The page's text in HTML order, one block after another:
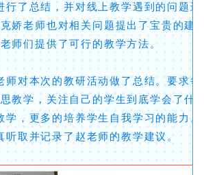
行了总结，并对线上教学遇到的问题进
娇老师也对相关问题提出了宝贵的建
师们提供了可行的教学方法。
师对本次的教研活动做了总结。要求每
教学，关注自己的学生到底学会了什
学，更多的培养学生自我学习的能力。
听取并记录了赵老师的教学建议。